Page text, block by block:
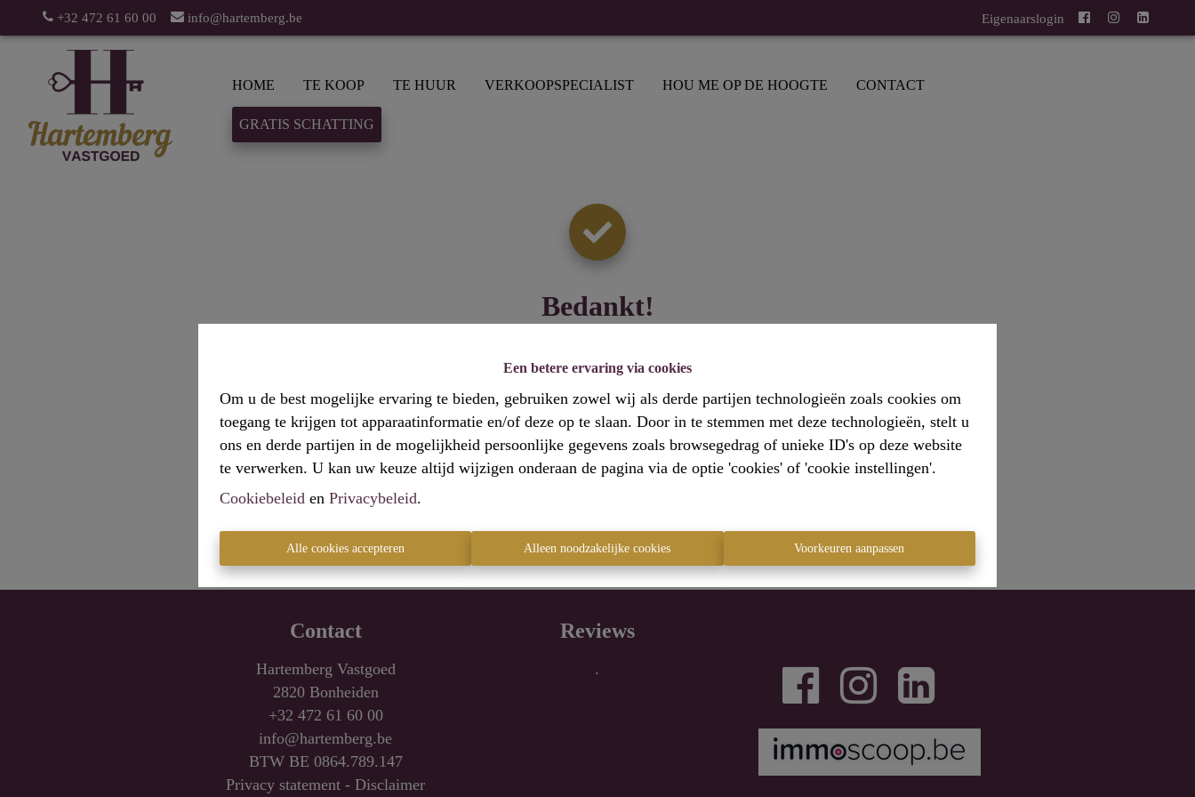
Een betere ervaring via cookies
Om u de best mogelijke ervaring te bieden, gebruiken zowel wij als derde partijen technologieën zoals cookies om
toegang te krijgen tot apparaatinformatie en/of deze op te slaan. Door in te stemmen met deze technologieën, stelt u
ons en derde partijen in de mogelijkheid persoonlijke gegevens zoals browsegedrag of unieke ID's op deze website
te verwerken. U kan uw keuze altijd wijzigen onderaan de pagina via de optie 'cookies' of 'cookie instellingen'.
Cookiebeleid en Privacybeleid.
Alle cookies accepteren Alleen noodzakelijke cookies Voorkeuren aanpassen
+32 472 61 60 00 info@hartemberg.be Eigenaarslogin
HOME TE KOOP TE HUUR VERKOOPSPECIALIST HOU ME OP DE HOOGTE CONTACT
GRATIS SCHATTING
Bedankt!
Terug naar de vorige pagina Terug naar de homepagina
Contact
Hartemberg Vastgoed
2820 Bonheiden
+32 472 61 60 00
info@hartemberg.be
BTW BE 0864.789.147
Privacy statement -Disclaimer
Reviews
.